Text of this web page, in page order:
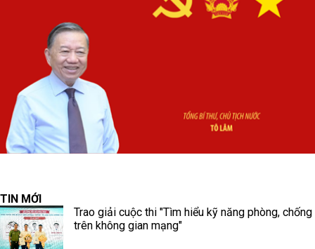
TIN MỚI
Trao giải cuộc thi "Tìm hiểu kỹ năng phòng,
trên không gian mạng"